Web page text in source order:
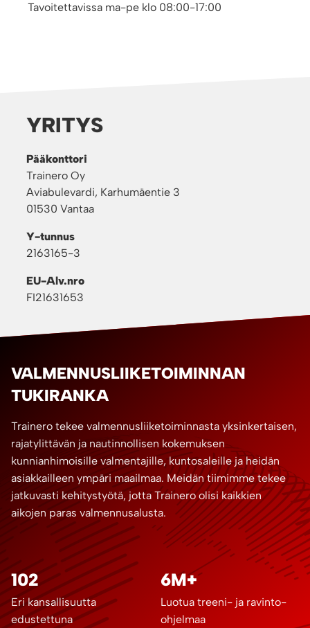
Tavoitettavissa ma-pe klo 08:00-17:00
YRITYS
Pääkonttori
Trainero Oy
Aviabulevardi, Karhumäentie 3
01530 Vantaa
Y-tunnus
2163165-3
EU-Alv.nro
FI21631653
VALMENNUSLIIKETOIMINNAN
TUKIRANKA
Trainero tekee valmennusliiketoiminnasta yksinkertaisen,
rajatylittävän ja nautinnollisen kokemuksen
kunnianhimoisille valmentajille, kuntosaleille ja heidän
asiakkailleen ympäri maailmaa. Meidän tiimimme tekee
jatkuvasti kehitystyötä, jotta Trainero olisi kaikkien
aikojen paras valmennusalusta.
102
Eri kansallisuutta
edustettuna
6M+
Luotua treeni- ja ravinto-
ohjelmaa